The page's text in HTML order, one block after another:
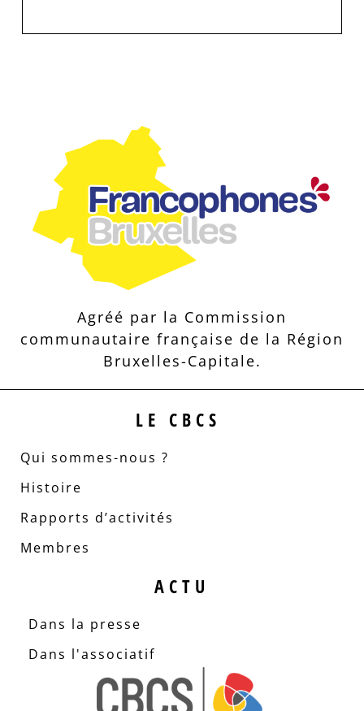
Agréé par la Commission
communautaire française de la Région
Bruxelles-Capitale.
LE CBCS
Qui sommes-nous ?
Histoire
Rapports d’activités
Membres
ACTU
Dans la presse
Dans l'associatif